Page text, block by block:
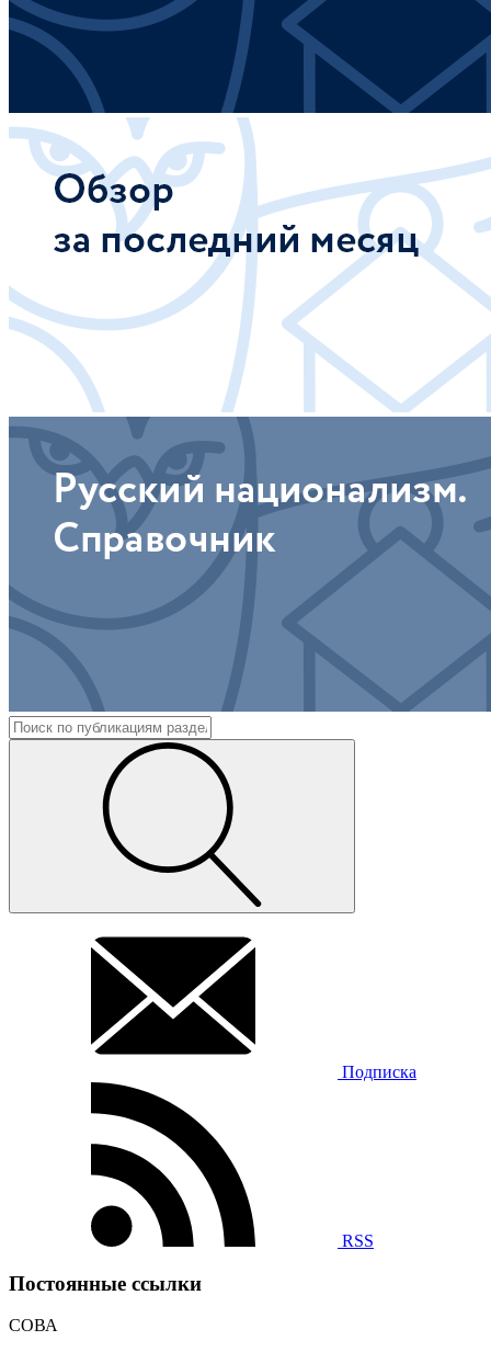
Подписка
RSS
Постоянные ссылки
СОВА